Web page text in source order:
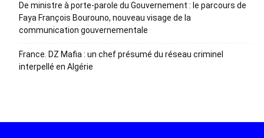
De ministre à porte-parole du Gouvernement : le parcours de
Faya François Bourouno, nouveau visage de la
communication gouvernementale
France. DZ Mafia : un chef présumé du réseau criminel
interpellé en Algérie